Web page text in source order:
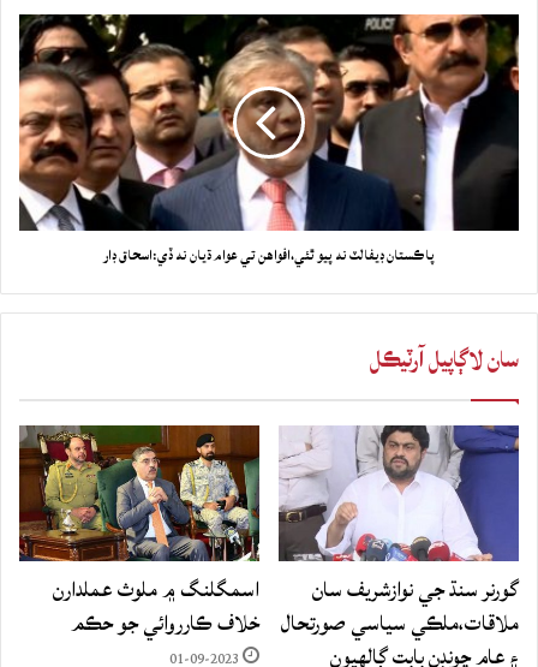
پاڪستان ڊيفالٽ نه پيو ٿئي،افواهن تي عوام ڌيان نه ڏي:اسحاق ڊار
سان لاڳاپيل آرٽيڪل
گورنر سنڌ جي نوازشريف سان
ملاقات،ملڪي سياسي صورتحال
۽ عام چونڊن بابت ڳالهيون
اسمگلنگ ۾ ملوث عملدارن
خلاف ڪارروائي جو حڪم
01-09-2023